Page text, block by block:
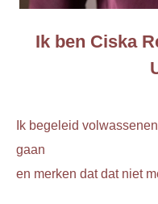
Ik ben Ciska
Ik begeleid
gaan
en merken dat dat niet